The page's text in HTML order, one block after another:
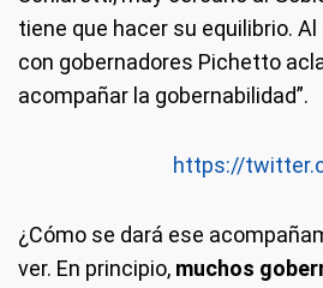
tiene que hacer su equilibrio.
con gobernadores Pichetto
acompañar la gobernabilidad”.
https://
¿Cómo se dará ese
ver. En principio, muchos